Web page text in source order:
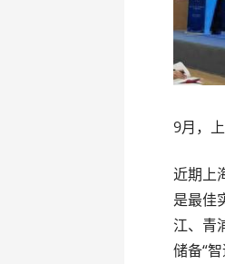
9月，
近期上
是最佳
江、青
储备“